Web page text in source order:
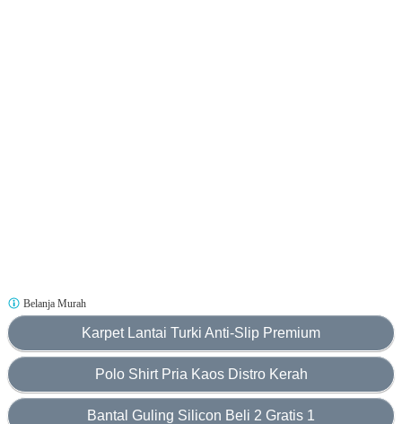
Karpet Lantai Turki Anti-Slip Premium
Polo Shirt Pria Kaos Distro Kerah
Bantal Guling Silicon Beli 2 Gratis 1
Belanja Murah